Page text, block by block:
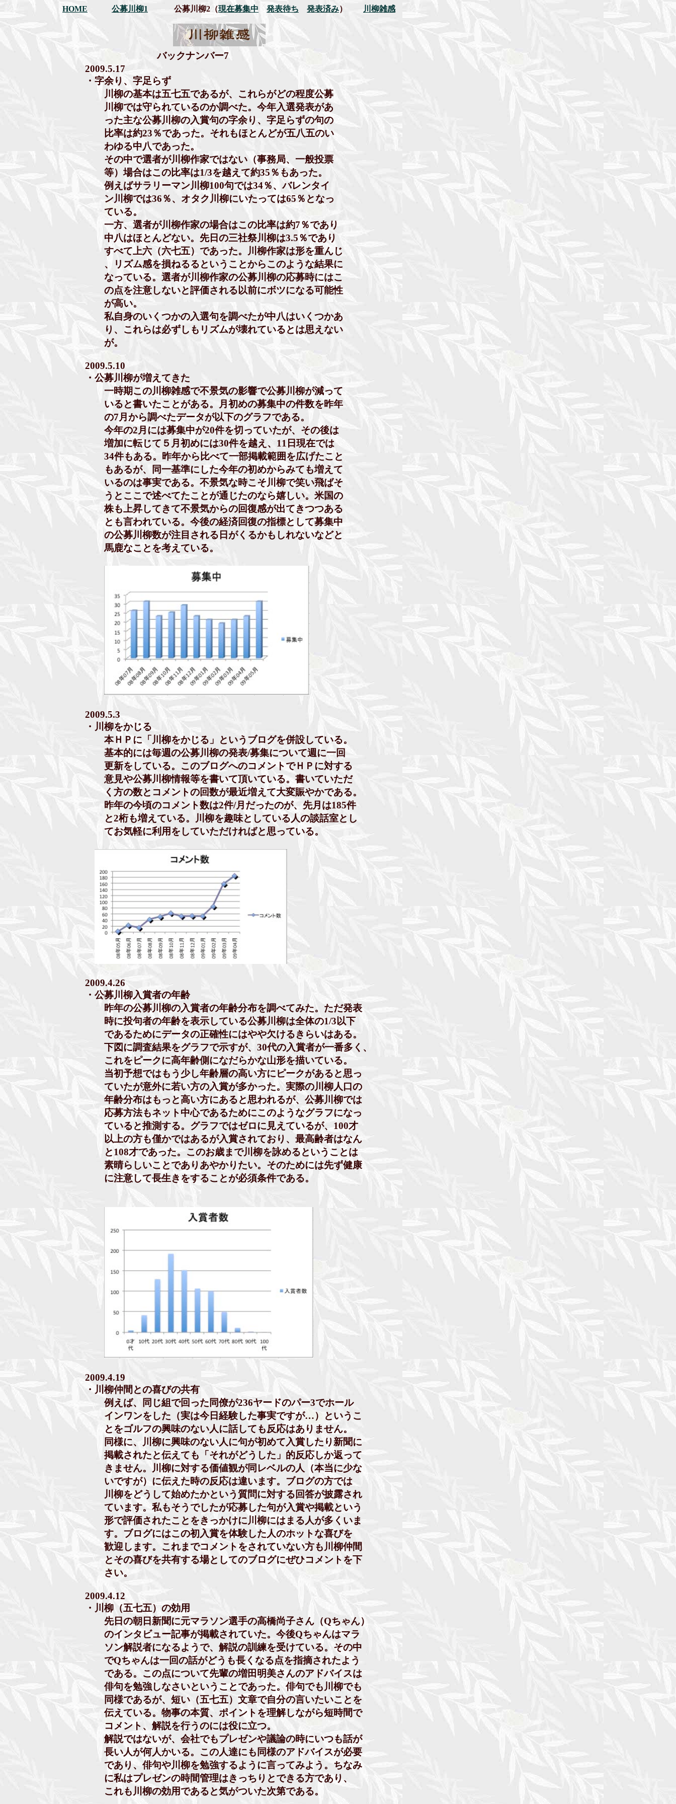
HOME 公募川柳1 公募川柳2（現在募集中 発表待ち 発表済み） 川柳雑感
バックナンバー7
2009.5.17
・字余り、字足らず
川柳の基本は五七五であるが、これらがどの程度公募
川柳では守られているのか調べた。今年入選発表があ
った主な公募川柳の入賞句の字余り、字足らずの句の
比率は約23％であった。それもほとんどが五八五のい
わゆる中八であった。
その中で選者が川柳作家ではない（事務局、一般投票
等）場合はこの比率は1/3を越えて約35％もあった。
例えばサラリーマン川柳100句では34％、バレンタイ
ン川柳では36％、オタク川柳にいたっては65％となっ
ている。
一方、選者が川柳作家の場合はこの比率は約7％であり
中八はほとんどない。先日の三社祭川柳は3.5％であり
すべて上六（六七五）であった。川柳作家は形を重んじ
、リズム感を損ねるるということからこのような結果に
なっている。選者が川柳作家の公募川柳の応募時にはこ
の点を注意しないと評価される以前にボツになる可能性
が高い。
私自身のいくつかの入選句を調べたが中八はいくつかあ
り、これらは必ずしもリズムが壊れているとは思えない
が。
2009.5.10
・公募川柳が増えてきた
一時期この川柳雑感で不景気の影響で公募川柳が減って
いると書いたことがある。月初めの募集中の件数を昨年
の7月から調べたデータが以下のグラフである。
今年の2月には募集中が20件を切っていたが、その後は
増加に転じて５月初めには30件を越え、11日現在では
34件もある。昨年から比べて一部掲載範囲を広げたこと
もあるが、同一基準にした今年の初めからみても増えて
いるのは事実である。不景気な時こそ川柳で笑い飛ばそ
うとここで述べてたことが通じたのなら嬉しい。米国の
株も上昇してきて不景気からの回復感が出てきつつある
とも言われている。今後の経済回復の指標として募集中
の公募川柳数が注目される日がくるかもしれないなどと
馬鹿なことを考えている。
2009.5.3
・川柳をかじる
本ＨＰに「 川柳をかじる 」というブログを併設している。
基本的には毎週の公募川柳の発表/募集について週に一回
更新をしている。このブログへのコメントでＨＰに対する
意見や公募川柳情報等を書いて頂いている。書いていただ
く方の数とコメントの回数が最近増えて大変賑やかである。
昨年の今頃のコメント数は2件/月だったのが、先月は185件
と2桁も増えている。川柳を趣味としている人の談話室とし
てお気軽に利用をしていただければと思っている。
2009.4.26
・公募川柳入賞者の年齢
昨年の公募川柳の入賞者の年齢分布を調べてみた。ただ発表
時に投句者の年齢を表示している公募川柳は全体の1/3以下
であるためにデータの正確性にはやや欠けるきらいはある。
下図に調査結果をグラフで示すが、30代の入賞者が一番多く、
これをピークに高年齢側になだらかな山形を描いている。
当初予想ではもう少し年齢層の高い方にピークがあると思っ
ていたが意外に若い方の入賞が多かった。実際の川柳人口の
年齢分布はもっと高い方にあると思われるが、公募川柳では
応募方法もネット中心であるためにこのようなグラフになっ
ていると推測する。グラフではゼロに見えているが、100才
以上の方も僅かではあるが入賞されており、最高齢者はなん
と108才であった。このお歳まで川柳を詠めるということは
素晴らしいことでありあやかりたい。そのためには先ず健康
に注意して長生きをすることが必須条件である。
2009.4.19
・川柳仲間との喜びの共有
例えば、同じ組で回った同僚が236ヤードのパー3でホール
インワンをした（実は今日経験した事実ですが…）というこ
とをゴルフの興味のない人に話しても反応はありません。
同様に、川柳に興味のない人に句が初めて入賞したり新聞に
掲載されたと伝えても「それがどうした」的反応しか返って
きません。川柳に対する価値観が同レベルの人（本当に少な
いですが）に伝えた時の反応は違います。ブログの方では
川柳をどうして始めたかという質問に対する回答が披露され
ています。私もそうでしたが応募した句が入賞や掲載という
形で評価されたことをきっかけに川柳にはまる人が多くいま
す。ブログにはこの初入賞を体験した人のホットな喜びを
歓迎します。これまでコメントをされていない方も川柳仲間
とその喜びを共有する場としてのブログにぜひコメントを下
さい。
2009.4.12
・川柳（五七五）の効用
先日の朝日新聞に元マラソン選手の高橋尚子さん（Qちゃん）
のインタビュー記事が掲載されていた。今後Qちゃんはマラ
ソン解説者になるようで、解説の訓練を受けている。その中
でQちゃんは一回の話がどうも長くなる点を指摘されたよう
である。この点について先輩の増田明美さんのアドバイスは
俳句を勉強しなさいということであった。俳句でも川柳でも
同様であるが、短い（五七五）文章で自分の言いたいことを
伝えている。物事の本質、ポイントを理解しながら短時間で
コメント、解説を行うのには役に立つ。
解説ではないが、会社でもプレゼンや議論の時にいつも話が
長い人が何人かいる。この人達にも同様のアドバイスが必要
であり、俳句や川柳を勉強するように言ってみよう。ちなみ
に私はプレゼンの時間管理はきっちりとできる方であり、
これも川柳の効用であると気がついた次第である。